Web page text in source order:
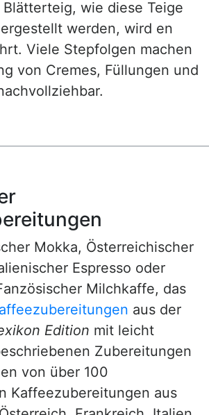
wie diese Teige
werden, wird en
Viele Stepfolgen machen
von Cremes, Füllungen und
Mokka, Österreichischer
Espresso oder
Milchkaffe, das
aus der
Edition mit leicht
Zubereitungen
von über 100
Kaffeezubereitungen aus